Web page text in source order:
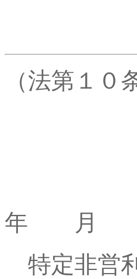
（法第１０
年 月
特定非営